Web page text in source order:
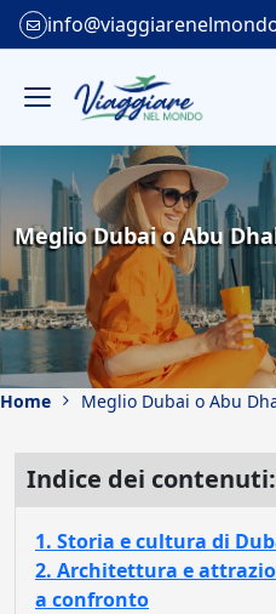
Meglio Dubai o Abu
Home Meglio Dubai o Abu
Indice dei contenuti:
1. Storia e cultura di
2. Architettura e
a confronto